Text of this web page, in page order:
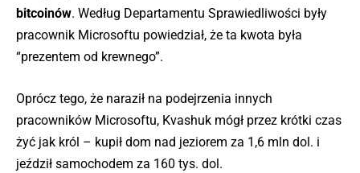
bitcoinów. Według Departamentu Sprawiedliwości były
pracownik Microsoftu powiedział, że ta kwota była
“prezentem od krewnego”.
Oprócz tego, że naraził na podejrzenia innych
pracowników Microsoftu, Kvashuk mógł przez krótki czas
żyć jak król – kupił dom nad jeziorem za 1,6 mln dol. i
jeździł samochodem za 160 tys. dol.